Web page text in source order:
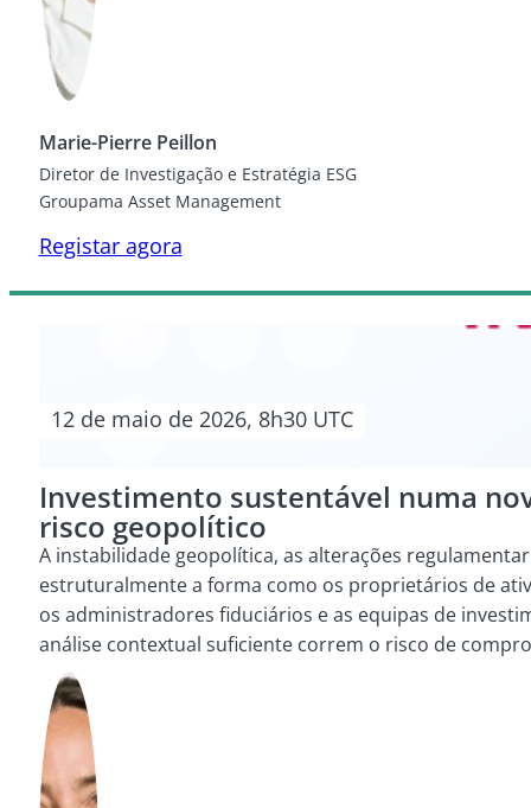
Marie-Pierre Peillon
Diretor de Investigação e Estratégia ESG
Groupama Asset Management
Registar agora
12 de maio de 2026, 8h30 UTC
Investimento sustentável numa
risco geopolítico
A instabilidade geopolítica, as alterações
estruturalmente a forma como os proprietários de
os administradores fiduciários e as equipas de
análise contextual suficiente correm o risco de